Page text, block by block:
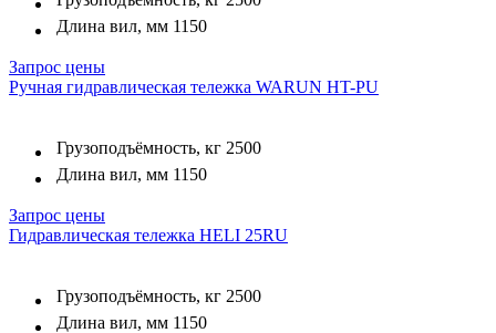
Длина вил, мм 1150
Запрос цены
Ручная гидравлическая тележка WARUN HT-PU
Грузоподъёмность, кг 2500
Длина вил, мм 1150
Запрос цены
Гидравлическая тележка HELI 25RU
Грузоподъёмность, кг 2500
Длина вил, мм 1150